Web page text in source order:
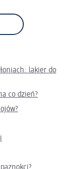
lakier do
co dzień?